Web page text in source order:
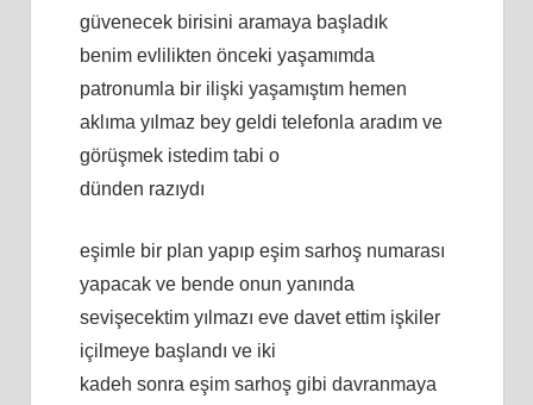
güvenecek birisini aramaya başladık
benim evlilikten önceki yaşamımda
patronumla bir ilişki yaşamıştım hemen
aklıma yılmaz bey geldi telefonla aradım ve
görüşmek istedim tabi o
dünden razıydı
eşimle bir plan yapıp eşim sarhoş numarası
yapacak ve bende onun yanında
sevişecektim yılmazı eve davet ettim işkiler
içilmeye başlandı ve iki
kadeh sonra eşim sarhoş gibi davranmaya